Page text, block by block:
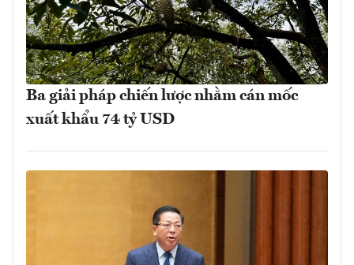
Ba giải pháp chiến lược nhằm cán mốc
xuất khẩu 74 tỷ USD